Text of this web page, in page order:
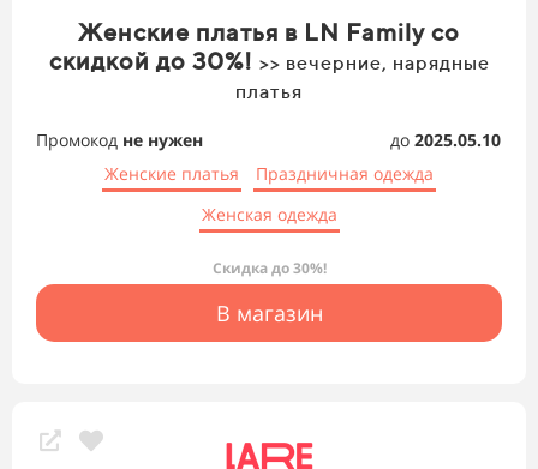
Женские платья в LN Family со
скидкой до 30%! >> вечерние, нарядные
платья
Промокод не нужен до 2025.05.10
Женские платья
Праздничная одежда
Женская одежда
Скидка до 30%!
В магазин